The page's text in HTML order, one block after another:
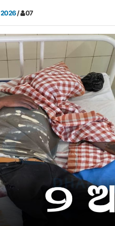
2026/ 07